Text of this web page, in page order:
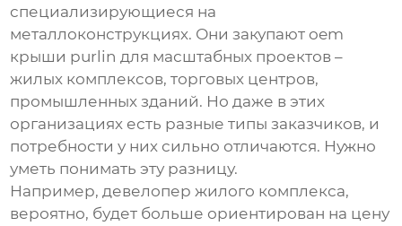
специализирующиеся на
металлоконструкциях. Они закупаютoem
крыши purlin для масштабных проектов –
жилых комплексов, торговых центров,
промышленных зданий. Но даже в этих
организациях есть разные типы заказчиков, и
потребности у них сильно отличаются. Нужно
уметь понимать эту разницу.
Например, девелопер жилого комплекса,
вероятно, будет больше ориентирован на цену